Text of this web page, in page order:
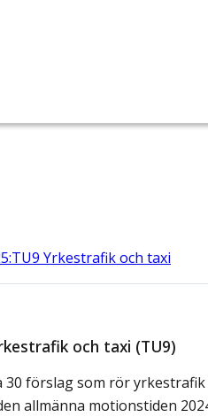
Yrkestrafik och taxi
och taxi (TU9)
30 förslag som rör yrkestrafik
allmänna motionstiden